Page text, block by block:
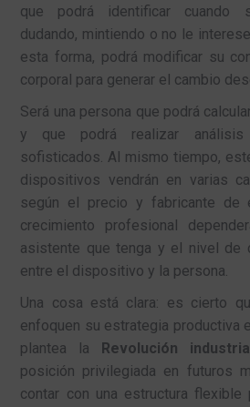
que podrá identificar cuando
dudando, mintiendo o no le
esta forma, podrá modificar su
corporal para generar el cambio
Será una persona que podrá
y que podrá realizar
sofisticados. Al mismo tiempo,
dispositivos vendrán en varias
según el precio y fabricante
crecimiento profesional
asistente que tenga y el nivel de
entre el dispositivo y la persona.
Una cosa está clara: es cierto
enfoquen su estrategia productiva
plantea la Revolución
posición privilegiada en futuros
contar con una estructura flexible